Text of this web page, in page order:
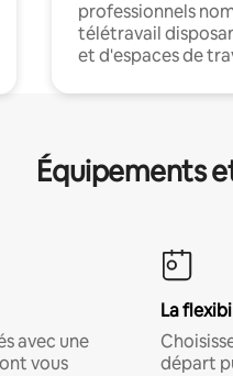
professionnels
télétravail
et d'espaces de
Équipements
avec une
vous
La
départ